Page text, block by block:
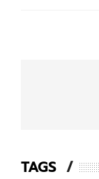
TAGS